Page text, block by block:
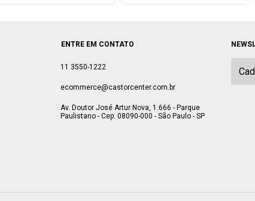
ENTRE EM CONTATO
11 3550-1222
ecommerce@castorcenter.com.br
Av. Doutor José Artur Nova, 1.666 - Parque
Paulistano - Cep: 08090-000 - São Paulo - SP